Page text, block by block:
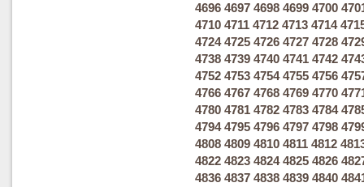
4696 4697 4698 4699 4700
4710 4711 4712 4713 4714
4724 4725 4726 4727 4728
4738 4739 4740 4741 4742
4752 4753 4754 4755 4756
4766 4767 4768 4769 4770
4780 4781 4782 4783 4784
4794 4795 4796 4797 4798
4808 4809 4810 4811 4812
4822 4823 4824 4825 4826
4836 4837 4838 4839 4840